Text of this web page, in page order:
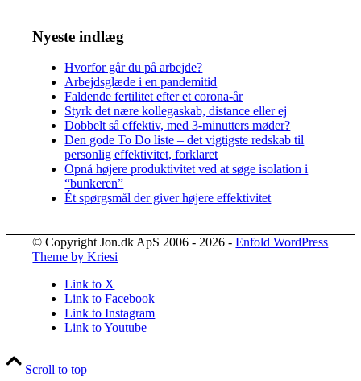
Nyeste indlæg
Hvorfor går du på arbejde?
Arbejdsglæde i en pandemitid
Faldende fertilitet efter et corona-år
Styrk det nære kollegaskab, distance eller ej
Dobbelt så effektiv, med 3-minutters møder?
Den gode To Do liste – det vigtigste redskab til
personlig effektivitet, forklaret
Opnå højere produktivitet ved at søge isolation i
“bunkeren”
Ét spørgsmål der giver højere effektivitet
© Copyright Jon.dk ApS 2006 - 2026 -Enfold WordPress
Theme by Kriesi
Link to X
Link to Facebook
Link to Instagram
Link to Youtube
Scroll to top